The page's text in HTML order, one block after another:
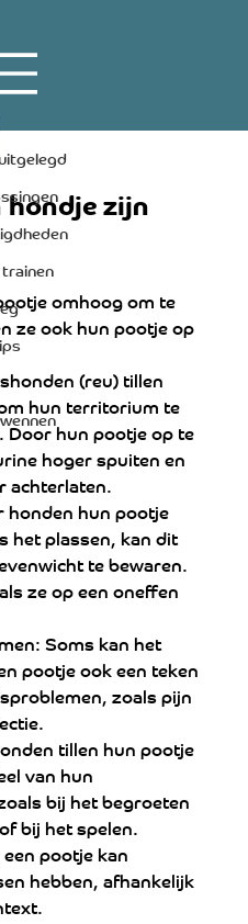
zijn
zijn
omhoog om te
ze ook hun pootje op
(reu) tillen
hun territorium te
hun pootje op te
hoger spuiten en
achterlaten.
honden hun pootje
het plassen, kan dit
te bewaren.
ze op een oneffen
Soms kan het
pootje ook een teken
zoals pijn
tillen hun pootje
van hun
bij het begroeten
bij het spelen.
pootje kan
hebben, afhankelijk